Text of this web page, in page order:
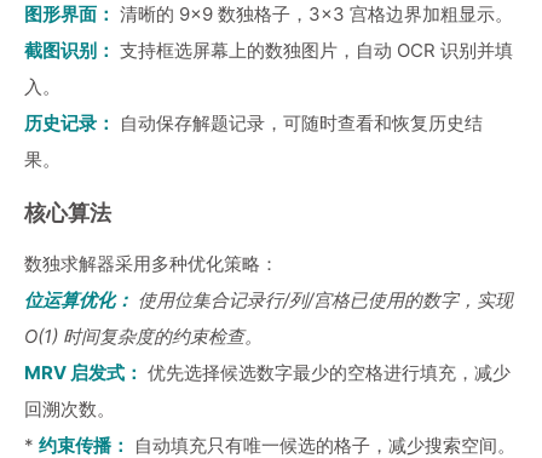
图形界面： 清晰的 9×9 数独格子，3×3 宫格边界加粗显示。
截图识别： 支持框选屏幕上的数独图片，自动 OCR 识别并填
入。
历史记录：
自动保存解题记录，可随时查看和恢复历史结
果。
核心算法
数独求解器采用多种优化策略：
位运算优化： 使用位集合记录行/列/宫格已使用的数字，实现
O(1) 时间复杂度的约束检查。
MRV 启发式： 优先选择候选数字最少的空格进行填充，减少
回溯次数。
* 约束传播：
自动填充只有唯一候选的格子，减少搜索空间。